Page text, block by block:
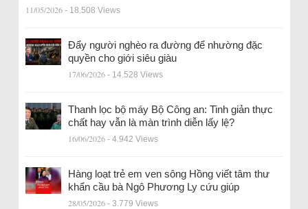
11/05/2026 - 18.508 Views
Đẩy người nghèo ra đường để nhường đặc
quyền cho giới siêu giàu
17/06/2026 - 14.528 Views
Thanh lọc bộ máy Bộ Công an: Tinh giản thực
chất hay vẫn là màn trình diễn lấy lệ?
16/06/2026 - 4.942 Views
Hàng loạt trẻ em ven sông Hồng viết tâm thư
khẩn cầu bà Ngô Phương Ly cứu giúp
28/05/2026 - 3.779 Views